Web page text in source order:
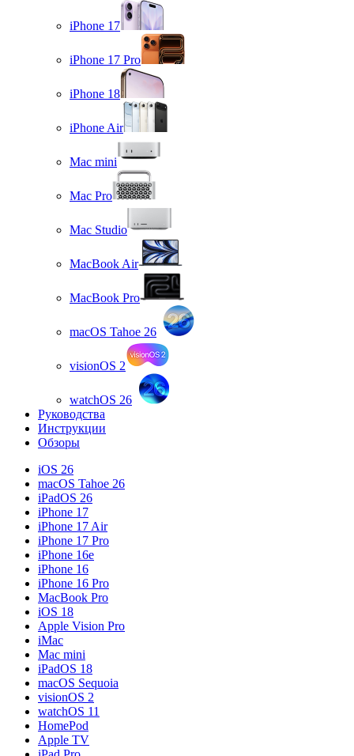
iPhone 17
iPhone 17 Pro
iPhone 18
iPhone Air
Mac mini
Mac Pro
Mac Studio
MacBook Air
MacBook Pro
macOS Tahoe 26
visionOS 2
watchOS 26
Руководства
Инструкции
Обзоры
iOS 26
macOS Tahoe 26
iPadOS 26
iPhone 17
iPhone 17 Air
iPhone 17 Pro
iPhone 16e
iPhone 16
iPhone 16 Pro
MacBook Pro
iOS 18
Apple Vision Pro
iMac
Mac mini
iPadOS 18
macOS Sequoia
visionOS 2
watchOS 11
HomePod
Apple TV